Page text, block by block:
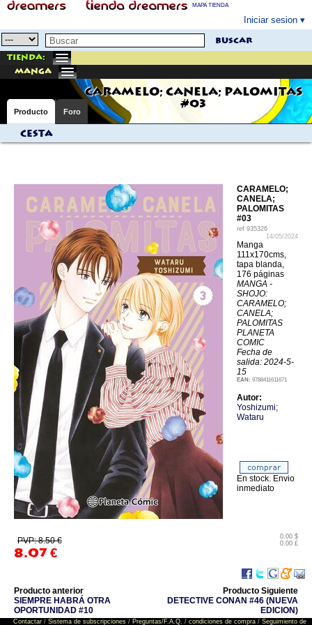
MAPA TIENDA
Iniciar sesion
buscar
Tienda:
manga
CARAMELO; CANELA; PALOMITAS
#03
Producto Foro
Cesta
CARAMELO;
CANELA;
PALOMITAS
#03
ref 935326
14/05/2024
Manga
111x170cms,
tapa blanda,
176 páginas
MANGA -
SHOJO:
CARAMELO;
CANELA;
PALOMITAS
PLANETA
COMIC
Fecha de
salida: 2024-5-
15
EAN: 9788411611671
Autor:
Yoshizumi;
Wataru
PVP: 8.50 €
8.07 €
0.00 $
0.00 £
En stock. Envio
inmediato
Producto anterior
SIEMPRE HABRÁ OTRA
OPORTUNIDAD #10
Producto Siguiente
DETECTIVE CONAN #46 (NUEVA
EDICION)
Contactar/ Sistema de subscripciones/ Preguntas/F.A.Q. / condiciones de compra/ Seguimiento de